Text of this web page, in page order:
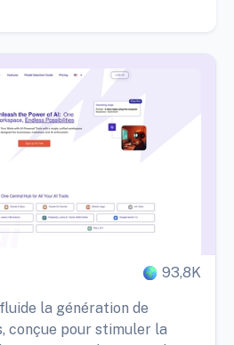
93,8K
la génération de
conçue pour stimuler la